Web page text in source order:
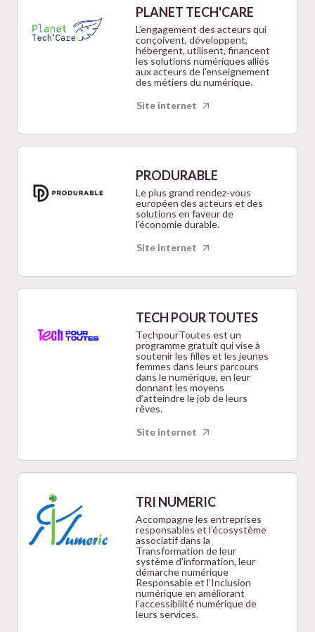
PLANET TECH'CARE
L’engagement des acteurs qui
conçoivent, développent,
hébergent, utilisent, financent
les solutions numériques alliés
aux acteurs de l’enseignement
des métiers du numérique.
Site internet
PRODURABLE
Le plus grand rendez-vous
européen des acteurs et des
solutions en faveur de
l'économie durable.
Site internet
TECH POUR TOUTES
TechpourToutes est un
programme gratuit qui vise à
soutenir les filles et les jeunes
femmes dans leurs parcours
dans le numérique, en leur
donnant les moyens
d’atteindre le job de leurs
rêves.
Site internet
TRI NUMERIC
Accompagne les entreprises
responsables et l’écosystème
associatif dans la
Transformation de leur
système d’information, leur
démarche numérique
Responsable et l’Inclusion
numérique en améliorant
l’accessibilité numérique de
leurs services.